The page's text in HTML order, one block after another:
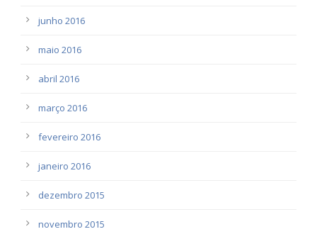
junho 2016
maio 2016
abril 2016
março 2016
fevereiro 2016
janeiro 2016
dezembro 2015
novembro 2015